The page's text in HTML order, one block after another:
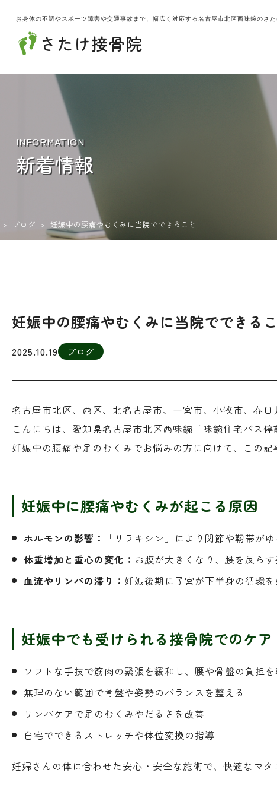
お身体の不調やスポーツ障害や交通事故まで、幅広く対応する名古屋市北区西味鋺のさ
さたけ接骨院
INFORMATION
新着情報
ブログ > 妊娠中の腰痛やむくみに当院でできること
妊娠中の腰痛やむくみに当院でできる
2025.10.19 ブログ
名古屋市北区、西区、北名古屋市、一宮市、小牧市、春
こんにちは、愛知県名古屋市北区西味鋺「味鋺住宅バス停
妊娠中の腰痛や足のむくみでお悩みの方に向けて、この
妊娠中に腰痛やむくみが起こる原因
ホルモンの影響：
「リラキシン」により関節や靭帯が
体重増加と重心の変化： お腹が大きくなり、腰を反ら
血流やリンパの滞り： 妊娠後期に子宮が下半身の循環
妊娠中でも受けられる接骨院でのケア
ソフトな手技で筋肉の緊張を緩和し、腰や骨盤の負担
無理のない範囲で骨盤や姿勢のバランスを整える
リンパケアで足のむくみやだるさを改善
自宅でできるストレッチや体位変換の指導
妊婦さんの体に合わせた安心・安全な施術で、快適なマタ